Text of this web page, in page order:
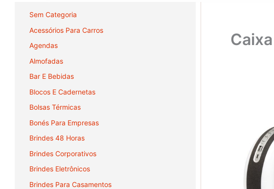
Sem Categoria
Acessórios Para Carros
Agendas
Almofadas
Bar E Bebidas
Blocos E Cadernetas
Bolsas Térmicas
Bonés Para Empresas
Brindes 48 Horas
Brindes Corporativos
Brindes Eletrônicos
Brindes Para Casamentos